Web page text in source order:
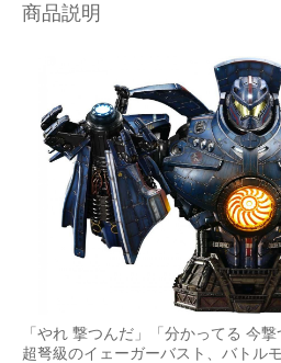
商品説明
「やれ 撃つんだ」「分かってる 今撃
超弩級のイェーガーバスト、バトル